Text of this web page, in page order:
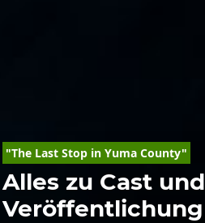
"The Last Stop in Yuma County"
Alles zu Cast und
Veröffentlichung